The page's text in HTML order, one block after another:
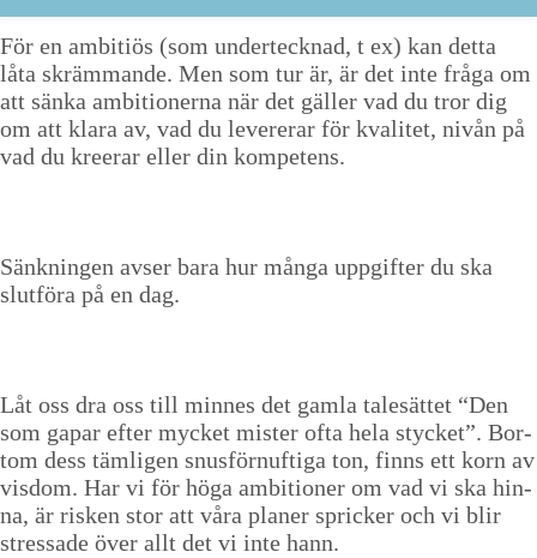
För en ambitiös (som under­teck­nad, t ex) kan det­ta
låta skräm­mande. Men som tur är, är det inte frå­ga om
att sän­ka ambi­tion­er­na när det gäller vad du tror dig
om att klara av, vad du lev­er­erar för kvalitet, nivån på
vad du kreer­ar eller din kom­pe­tens.
Sänknin­gen avs­er bara hur mån­ga uppgifter du ska
slut­föra på en dag.
Låt oss dra oss till minnes det gam­la talesät­tet “Den
som gapar efter myck­et mis­ter ofta hela sty­ck­et”. Bor­
tom dess täm­li­gen snus­för­nufti­ga ton, finns ett korn av
vis­dom. Har vi för höga ambi­tion­er om vad vi ska hin­
na, är risken stor att våra plan­er sprick­er och vi blir
stres­sade över allt det vi inte hann.